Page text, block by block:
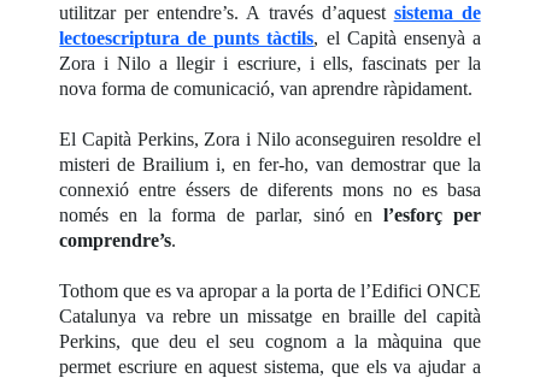
utilitzar per entendre’s. A través d’aquest sistema de
lectoescriptura de punts tàctils, el Capità ensenyà a
Zora i Nilo a llegir i escriure, i ells, fascinats per la
nova forma de comunicació, van aprendre ràpidament.
El Capità Perkins, Zora i Nilo aconseguiren resoldre el
misteri de Brailium i, en fer-ho, van demostrar que la
connexió entre éssers de diferents mons no es basa
només en la forma de parlar, sinó en l’esforç per
comprendre’s.
Tothom que es va apropar a la porta de l’Edifici ONCE
Catalunya va rebre un missatge en braille del capità
Perkins, que deu el seu cognom a la màquina que
permet escriure en aquest sistema, que els va ajudar a